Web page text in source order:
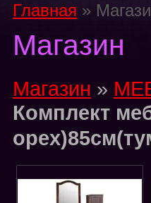
Главная »
Магазин
Магазин »
Комплект